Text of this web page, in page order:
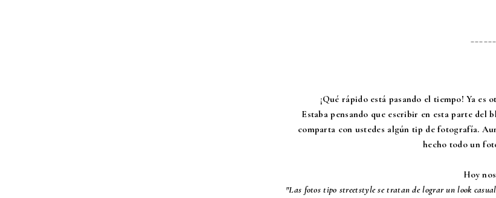
¡Qué rápido está pasando el tiempo! Ya
Estaba pensando que escribir en esta parte del
comparta con ustedes algún tip de fotografía.
hecho todo un
Hoy
"Las fotos tipo streetstyle se tratan de lograr un look